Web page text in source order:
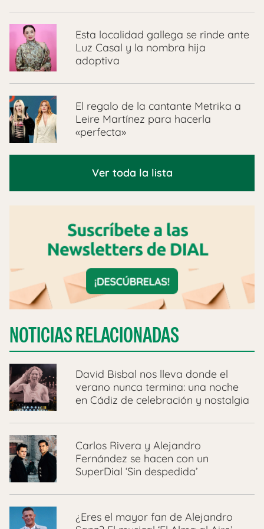
Esta localidad gallega se rinde ante
Luz Casal y la nombra hija
adoptiva
El regalo de la cantante Metrika a
Leire Martínez para hacerla
«perfecta»
Ver toda la lista
NOTICIAS RELACIONADAS
David Bisbal nos lleva donde el
verano nunca termina: una noche
en Cádiz de celebración y nostalgia
Carlos Rivera y Alejandro
Fernández se hacen con un
SuperDial ‘Sin despedida’
¿Eres el mayor fan de Alejandro